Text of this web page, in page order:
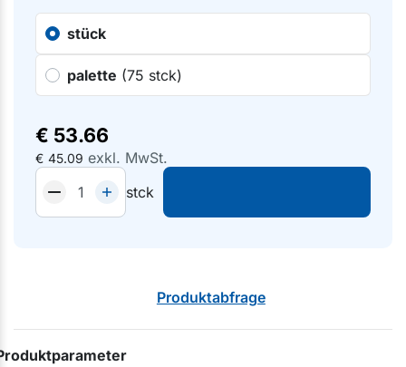
stück
palette (75 stck)
€ 53.66
€ 45.09 exkl. MwSt.
stck
Produktabfrage